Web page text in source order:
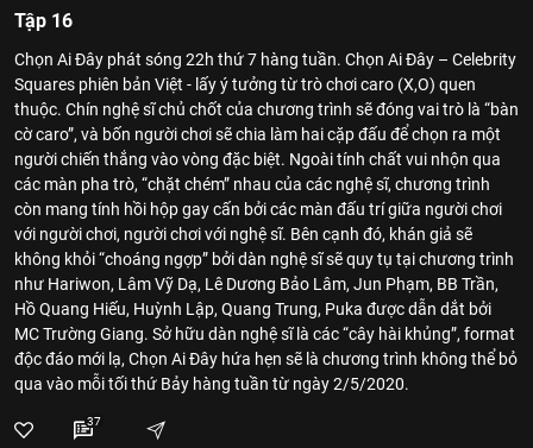
Tập 16
Chọn Ai Đây phát sóng 22h thứ 7 hàng tuần. Chọn Ai Đây – Celebrity
Squares phiên bản Việt - lấy ý tưởng từ trò chơi caro (X,O) quen
thuộc. Chín nghệ sĩ chủ chốt của chương trình sẽ đóng vai trò là “bàn
cờ caro”, và bốn người chơi sẽ chia làm hai cặp đấu để chọn ra một
người chiến thắng vào vòng đặc biệt. Ngoài tính chất vui nhộn qua
các màn pha trò, “chặt chém” nhau của các nghệ sĩ, chương trình
còn mang tính hồi hộp gay cấn bởi các màn đấu trí giữa người chơi
với người chơi, người chơi với nghệ sĩ. Bên cạnh đó, khán giả sẽ
không khỏi “choáng ngợp” bởi dàn nghệ sĩ sẽ quy tụ tại chương trình
như Hariwon, Lâm Vỹ Dạ, Lê Dương Bảo Lâm, Jun Phạm, BB Trần,
Hồ Quang Hiếu, Huỳnh Lập, Quang Trung, Puka được dẫn dắt bởi
MC Trường Giang. Sở hữu dàn nghệ sĩ là các “cây hài khủng”, format
độc đáo mới lạ, Chọn Ai Đây hứa hẹn sẽ là chương trình không thể bỏ
qua vào mỗi tối thứ Bảy hàng tuần từ ngày 2/5/2020.
37